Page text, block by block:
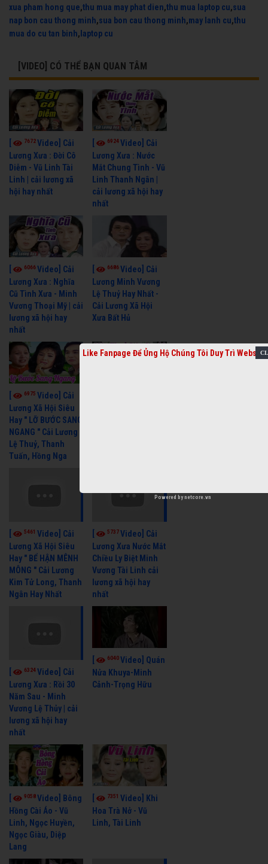
xua pham hong que,thu mua may phat dien,thu mua laptop cu,sua
nap bon cau thong minh,sua bon cau thong minh,may lanh cu,thu
mua do cu tan binh, laptop cu
[VIDEO] CÓ THỂ BẠN QUAN TÂM
7672Video] Cải
Lương Xưa : Đời Cô
Diễm - Vũ Linh Tài
Linh | cải lương xã
hội hay nhất
6924Video] Cải
Lương Xưa : Nước
Mắt Chung Tình - Vũ
Linh Thanh Ngân |
cải lương xã hội hay
nhất
6066Video] Cải
Lương Xưa : Nghĩa
Cũ Tình Xưa - Minh
Vương Thoại Mỹ | cải
lương xã hội hay
nhất
6686Video] Cải
Lương Minh Vương
Lệ Thuỷ Hay Nhất -
Cải Lương Xã Hội
Xưa Bất Hủ
6975 Video] Cải
Lương Xã Hội Siêu
Hay " LỠ BƯỚC SANG
NGANG " Cải Lương
Lệ Thuỷ, Thanh
Tuấn, Hồng Nga
5461 Video] Cải
Lương Xã Hội Siêu
Hay " BỂ HẬN MÊNH
MÔNG " Cải Lương
Kim Tử Long, Thanh
Ngân Hay Nhất
5737Video] Cải
Lương Xưa Nước Mắt
Chiều Ly Biệt Minh
Vương Tài Linh cải
lương xã hội hay
nhất
6324Video] Cải
Lương Xưa : Rồi 30
Năm Sau - Minh
Vương Lệ Thủy | cải
lương xã hội hay
nhất
6040Video] Quán
Nửa Khuya-Minh
Cảnh-Trọng Hữu
9058Video] Bông
Hồng Cài Áo - Vũ
Linh, Ngọc Huyền,
Ngọc Giàu, Diệp
Lang
7351Video] Khi
Hoa Trà Nở - Vũ
Linh, Tài Linh
Like Fanpage Để Ủng Hộ Chúng Tôi Duy Trì Website
Powered bynetcore.vn